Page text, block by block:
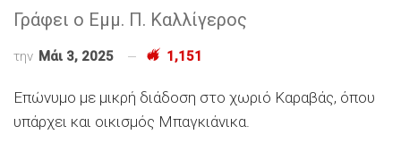
Γράφει ο Εμμ. Π. Καλλίγερος
την Μάι 3, 2025 1,151
Επώνυμο με μικρή διάδοση στο χωριό Καραβάς, όπου
υπάρχει και οικισμός Μπαγκιάνικα.